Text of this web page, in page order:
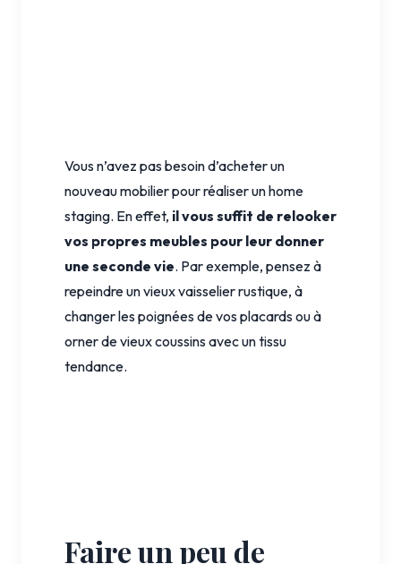
Vous n’avez pas besoin d’acheter un
nouveau mobilier pour réaliser un home
staging. En effet, il vous suffit de relooker
vos propres meubles pour leur donner
une seconde vie. Par exemple, pensez à
repeindre un vieux vaisselier rustique, à
changer les poignées de vos placards ou à
orner de vieux coussins avec un tissu
tendance.
Faire un peu de